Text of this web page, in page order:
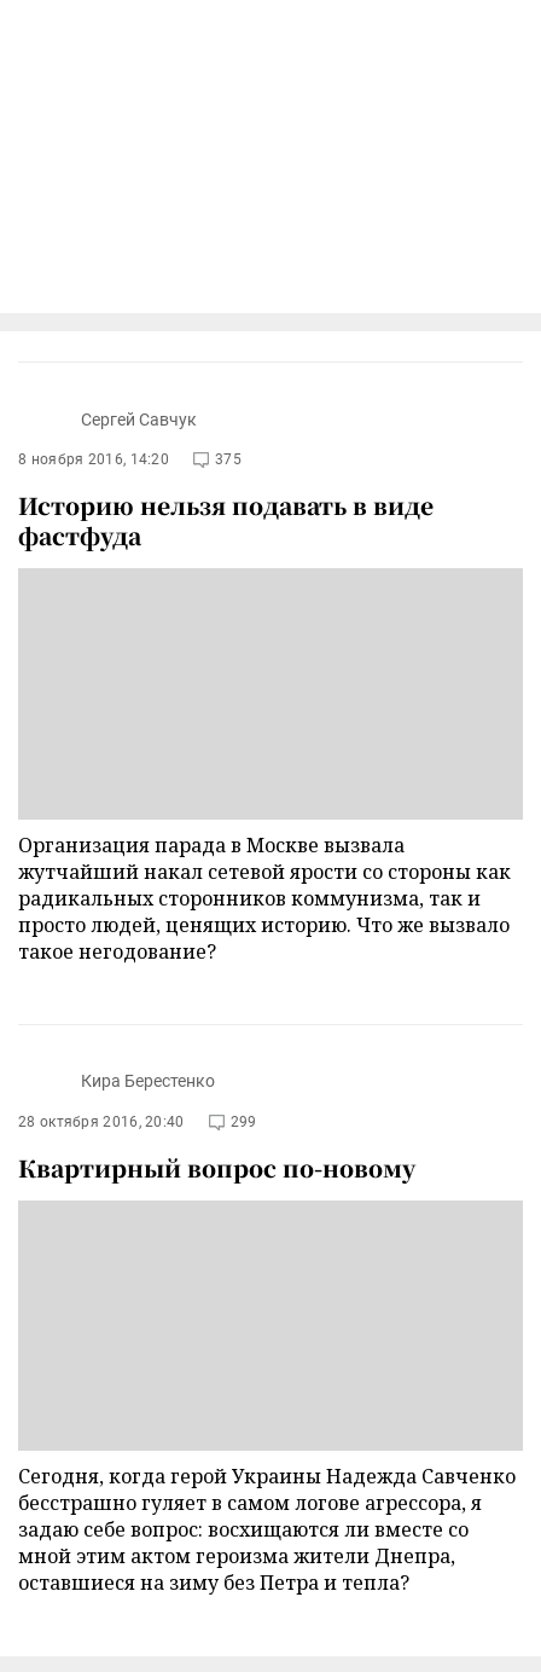
Сергей Савчук
8 ноября 2016, 14:20 375
Историю нельзя подавать в виде
фастфуда
Организация парада в Москве вызвала
жутчайший накал сетевой ярости со стороны как
радикальных сторонников коммунизма, так и
просто людей, ценящих историю. Что же вызвало
такое негодование?
Кира Берестенко
28 октября 2016, 20:40 299
Квартирный вопрос по-новому
Сегодня, когда герой Украины Надежда Савченко
бесстрашно гуляет в самом логове агрессора, я
задаю себе вопрос: восхищаются ли вместе со
мной этим актом героизма жители Днепра,
оставшиеся на зиму без Петра и тепла?